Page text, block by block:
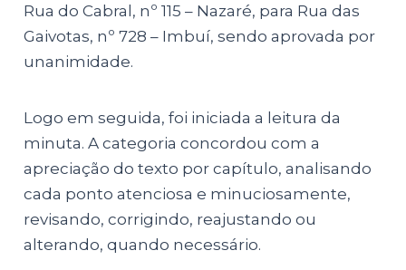
Rua do Cabral, nº 115 – Nazaré, para Rua das
Gaivotas, nº 728 – Imbuí, sendo aprovada por
unanimidade.
Logo em seguida, foi iniciada a leitura da
minuta. A categoria concordou com a
apreciação do texto por capítulo, analisando
cada ponto atenciosa e minuciosamente,
revisando, corrigindo, reajustando ou
alterando, quando necessário.